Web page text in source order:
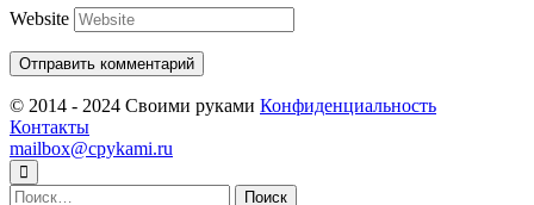
Website
© 2014 - 2024 Своими руками Конфиденциальность
Контакты
mailbox@cpykami.ru
Найти: